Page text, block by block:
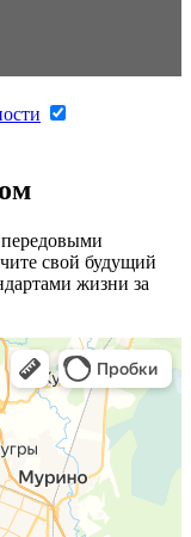
свой будущий
жизни за